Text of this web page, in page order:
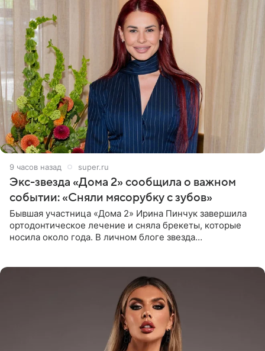
9 часов назад super.ru
Экс-звезда «Дома 2» сообщила о важном
событии: «Сняли мясорубку с зубов»
Бывшая участница «Дома 2» Ирина Пинчук завершила
ортодонтическое лечение и сняла брекеты, которые
носила около года. В личном блоге звезда